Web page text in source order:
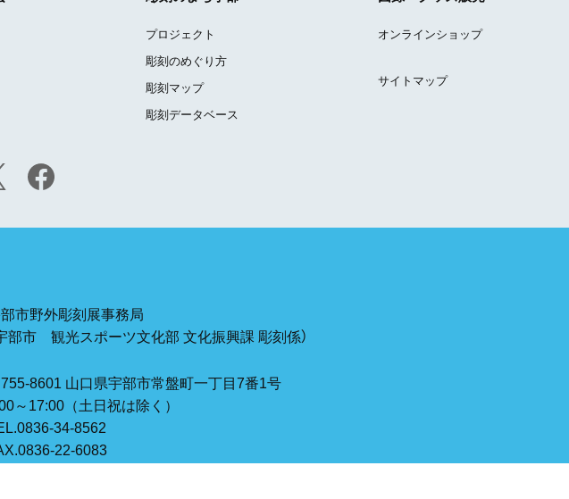
プロジェクト
彫刻のめぐり方
彫刻マップ
彫刻データベース
オンラインショップ
サイトマップ
市野外彫刻展事務局
部市 観光スポーツ文化部 文化振興課 彫刻係）
8601 山口県宇部市常盤町一丁目7番1号
～17:00（土日祝は除く）
0836-34-8562
22-6083